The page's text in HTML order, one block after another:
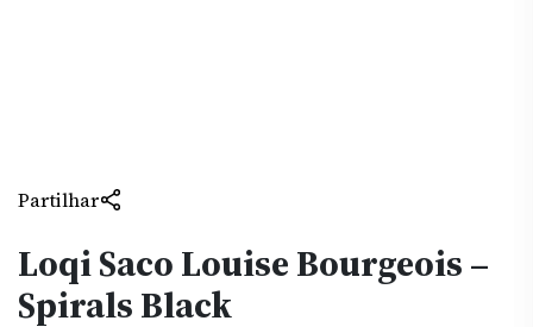
Partilhar
Loqi Saco Louise Bourgeois –
Spirals Black